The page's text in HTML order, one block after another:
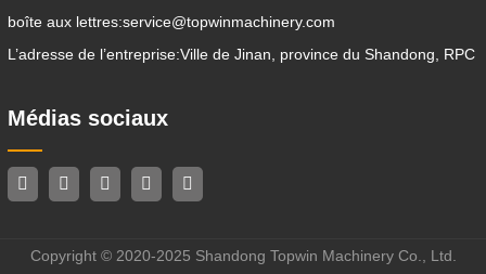
boîte aux lettres:service@topwinmachinery.com
L’adresse de l’entreprise:Ville de Jinan, province du Shandong, RPC
Médias sociaux
Copyright © 2020-2025 Shandong Topwin Machinery Co., Ltd.